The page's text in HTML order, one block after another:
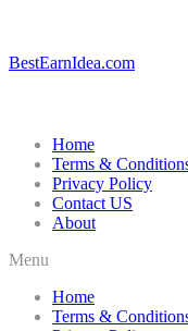
BestEarnIdea.com
Home
Terms &
Privacy Policy
Contact US
About
Menu
Home
Terms &